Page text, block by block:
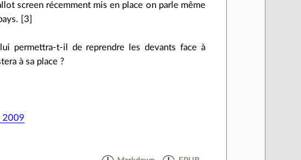
screen récemment mis en place on parle même
[3]
permettra-t-il de reprendre les devants face à
à sa place ?
2009